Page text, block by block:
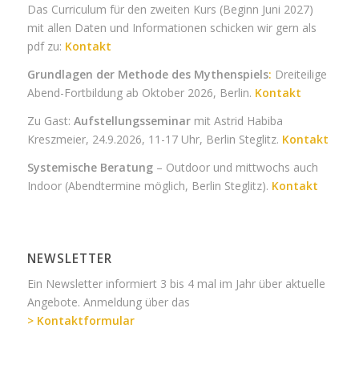
Das Curriculum für den zweiten Kurs (Beginn Juni 2027)
mit allen Daten und Informationen schicken wir gern als
pdf zu: Kontakt
Grundlagen der Methode des Mythenspiels: Dreiteilige
Abend-Fortbildung ab Oktober 2026, Berlin. Kontakt
Zu Gast: Aufstellungsseminar mit Astrid Habiba
Kreszmeier, 24.9.2026, 11-17 Uhr, Berlin Steglitz. Kontakt
Systemische Beratung– Outdoor und mittwochs auch
Indoor (Abendtermine möglich, Berlin Steglitz). Kontakt
NEWSLETTER
Ein Newsletter informiert 3 bis 4 mal im Jahr über aktuelle
Angebote. Anmeldung über das
> Kontaktformular